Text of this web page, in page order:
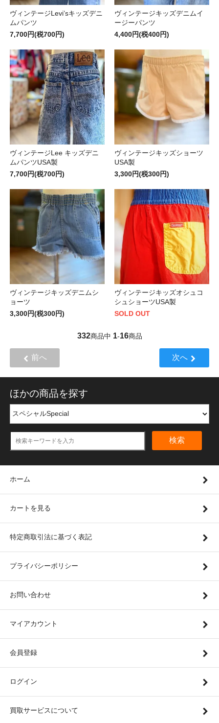
ヴィンテージLevi’sキッズデニ
ムパンツ
7,700円(税700円)
ヴィンテージキッズデニムイ
ージーパンツ
4,400円(税400円)
ヴィンテージLee キッズデニ
ムパンツUSA製
7,700円(税700円)
ヴィンテージキッズショーツ
USA製
3,300円(税300円)
ヴィンテージキッズデニムシ
ョーツ
3,300円(税300円)
ヴィンテージキッズオシュコ
シュショーツUSA製
SOLD OUT
332商品中 1-16商品
前へ 次へ
ほかの商品を探す
検索
ホーム
カートを見る
特定商取引法に基づく表記
プライバシーポリシー
お問い合わせ
マイアカウント
会員登録
ログイン
買取サービスについて